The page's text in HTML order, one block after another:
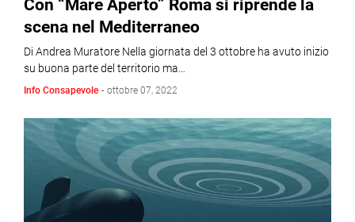
Con “Mare Aperto” Roma si riprende la
scena nel Mediterraneo
Di Andrea Muratore Nella giornata del 3 ottobre ha avuto inizio
su buona parte del territorio ma…
Info Consapevole - ottobre 07, 2022